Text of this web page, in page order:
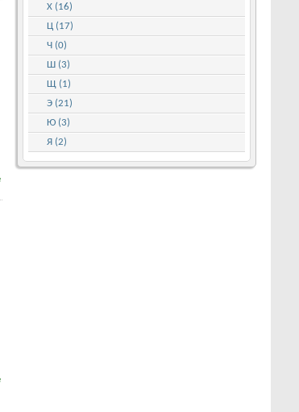
Х (16)
Ц (17)
Ч (0)
Ш (3)
Щ (1)
Э (21)
Ю (3)
Я (2)